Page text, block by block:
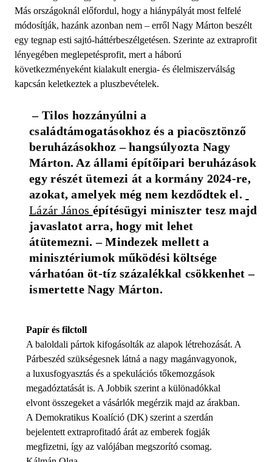
Más országoknál előfordul, hogy a hiánypályát most felfelé
módosítják, hazánk azonban nem – erről Nagy Márton beszélt
egy tegnap esti sajtó-háttérbeszélgetésen. Szerinte az extraprofit
lényegében meglepetésprofit, mert a háború
következményeként kialakult energia- és élelmiszerválság
kapcsán keletkeztek a pluszbevételek.
– Tilos hozzányúlni a
családtámogatásokhoz és a piacösztönző
beruházásokhoz – hangsúlyozta Nagy
Márton. Az állami építőipari beruházások
egy részét ütemezi át a kormány 2024-re,
Lázár János építésügyi miniszter tesz majd
javaslatot arra, hogy mit lehet
átütemezni. – Mindezek mellett a
minisztériumok működési költsége
várhatóan öt-tíz százalékkal csökkenhet –
ismertette Nagy Márton.
Papír és filctoll
A baloldali pártok kifogásolták az alapok létrehozását. A
Párbeszéd szükségesnek látná a nagy magánvagyonok,
a luxusfogyasztás és a spekulációs tőkemozgások
megadóztatását is. A Jobbik szerint a különadókkal
elvont összegeket a vásárlók megérzik majd az árakban.
A Demokratikus Koalíció (DK) szerint a szerdán
bejelentett extraprofitadó árát az emberek fogják
megfizetni, így az valójában megszorító csomag.